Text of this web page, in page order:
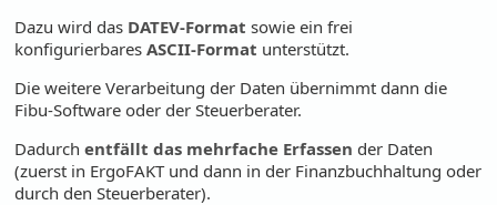
Dazu wird das DATEV-Format sowie ein frei
konfigurierbaresASCII-Format unterstützt.
Die weitere Verarbeitung der Daten übernimmt dann die
Fibu-Software oder der Steuerberater.
Dadurchentfällt das mehrfache Erfassen der Daten
(zuerst in ErgoFAKT und dann in der Finanzbuchhaltung oder
durch den Steuerberater).